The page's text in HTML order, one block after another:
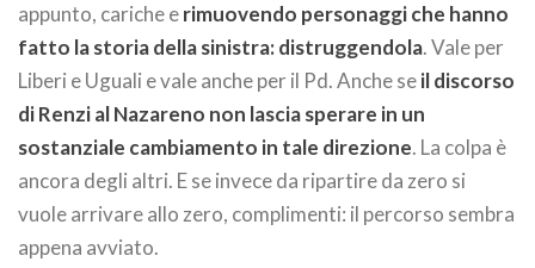
appunto, cariche erimuovendo personaggi che hanno
fatto la storia della sinistra: distruggendola. Vale per
Liberi e Uguali e vale anche per il Pd. Anche seil discorso
di Renzi al Nazareno non lascia sperare in un
sostanziale cambiamento in tale direzione. La colpa è
ancora degli altri. E se invece da ripartire da zero si
vuole arrivare allo zero, complimenti: il percorso sembra
appena avviato.